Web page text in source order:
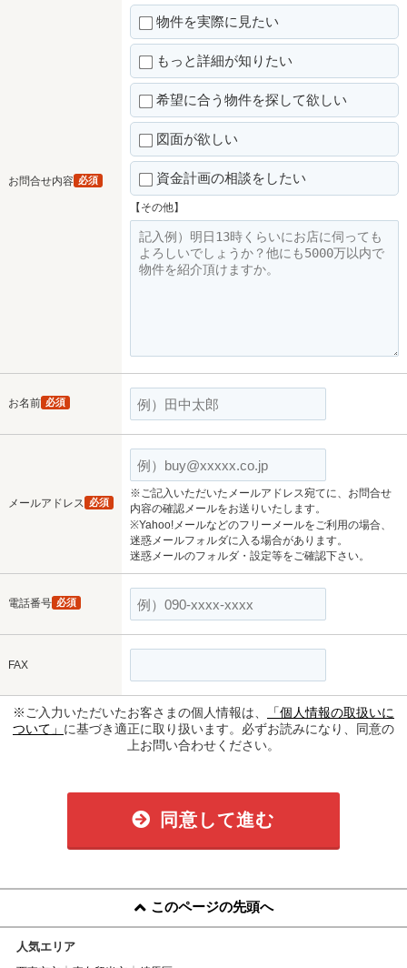
お問合せ内容 必須
物件を実際に見たい
もっと詳細が知りたい
希望に合う物件を探して欲しい
図面が欲しい
資金計画の相談をしたい
【その他】
お名前 必須
メールアドレス 必須
※ご記入いただいたメールアドレス宛てに、お問合せ
内容の確認メールをお送りいたします。
※Yahoo!メールなどのフリーメールをご利用の場合、
迷惑メールフォルダに入る場合があります。
迷惑メールのフォルダ・設定等をご確認下さい。
電話番号 必須
FAX
※ご入力いただいたお客さまの個人情報は、
「個人情報の取扱いに
ついて」 に基づき適正に取り扱います。必ずお読みになり、同意の
上お問い合わせください。
同意して進む
このページの先頭へ
人気エリア